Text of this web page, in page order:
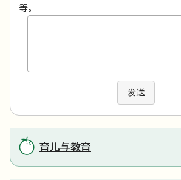
等。
发送
育儿与教育